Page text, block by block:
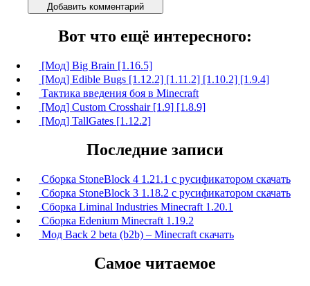
Добавить комментарий
Вот что ещё интересного:
[Мод] Big Brain [1.16.5]
[Мод] Edible Bugs [1.12.2] [1.11.2] [1.10.2] [1.9.4]
Тактика введения боя в Minecraft
[Мод] Custom Crosshair [1.9] [1.8.9]
[Мод] TallGates [1.12.2]
Последние записи
Сборка StoneBlock 4 1.21.1 с русификатором скачать
Сборка StoneBlock 3 1.18.2 с русификатором скачать
Сборка Liminal Industries Minecraft 1.20.1
Сборка Edenium Minecraft 1.19.2
Мод Back 2 beta (b2b) – Minecraft скачать
Самое читаемое